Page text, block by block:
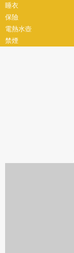
睡衣
保險
電熱水壺
禁煙